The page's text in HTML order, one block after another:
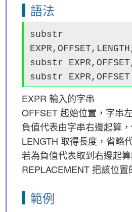
語法
substr
substr
substr EXPR,OFFSET
EXPR 輸入的字串
OFFSET 起始位置，字串
負值代表由字串右邊起算
LENGTH 取得長度，省略
若為負值代表取到右邊起算
REPLACEMENT 把該位置
範例